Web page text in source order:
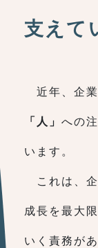
支えて
近年、企業
「人」 への
います。
これは、企
成長を最大
いく責務が